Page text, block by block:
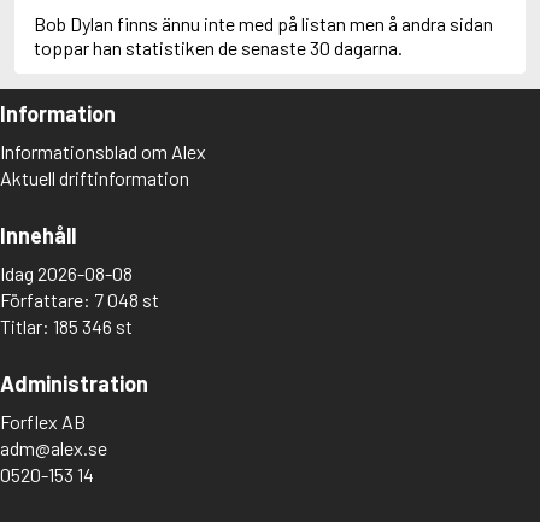
Bob Dylan finns ännu inte med på listan men å andra sidan
toppar han statistiken de senaste 30 dagarna.
Information
Informationsblad om Alex
Aktuell driftinformation
Innehåll
Idag 2026-08-08
Författare: 7 048 st
Titlar: 185 346 st
Administration
Forflex AB
adm@alex.se
0520-153 14